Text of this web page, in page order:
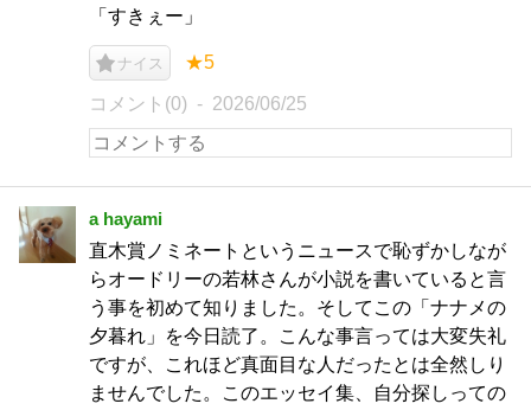
「すきぇー」
ナイス ★5
コメント(0) 2026/06/25
a hayami
直木賞ノミネートというニュースで恥ずかしなが
らオードリーの若林さんが小説を書いていると言
う事を初めて知りました。そしてこの「ナナメの
夕暮れ」を今日読了。こんな事言っては大変失礼
ですが、これほど真面目な人だったとは全然しり
ませんでした。このエッセイ集、自分探しっての